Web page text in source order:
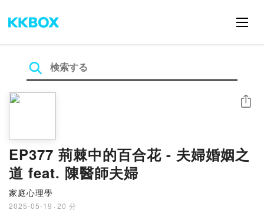
EP377 荊棘中的百合花 - 夫婦婚姻之
道 feat. 陳醫師夫婦
家庭心理學
2025-05-19 · 20 分
シェア